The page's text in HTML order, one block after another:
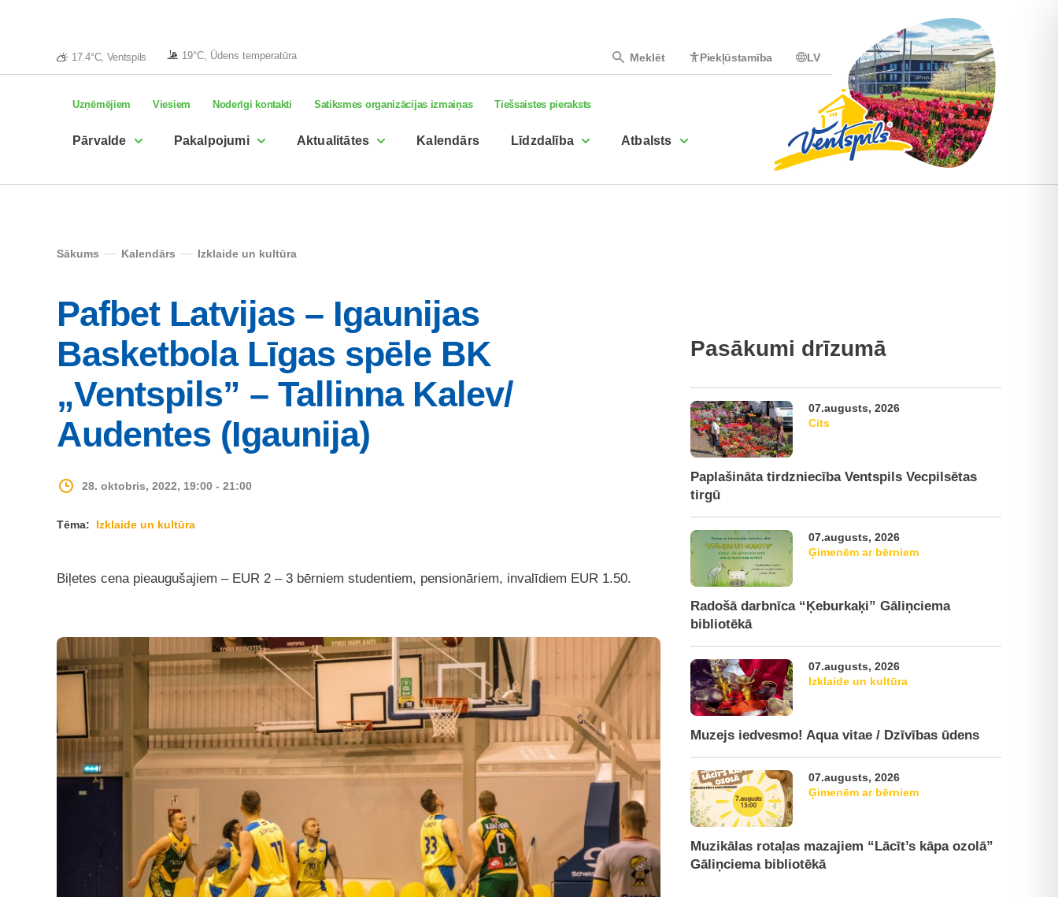
17.4°C, Ventspils 19°C, Ūdens temperatūra Meklēt Piekļūstamība LV
Uzņēmējiem Viesiem Noderīgi kontakti Satiksmes organizācijas izmaiņas Tiešsaistes pieraksts
Pārvalde Pakalpojumi Aktualitātes Kalendārs Līdzdalība Atbalsts
Sākums Kalendārs Izklaide un kultūra
Pafbet Latvijas – Igaunijas
Basketbola Līgas spēle BK
„Ventspils” – Tallinna Kalev/
Audentes (Igaunija)
28. oktobris, 2022, 19:00 - 21:00
Tēma: Izklaide un kultūra
Biļetes cena pieaugušajiem – EUR 2 – 3 bērniem studentiem, pensionāriem, invalīdiem EUR 1.50.
Pasākumi drīzumā
07.augusts, 2026
Cits
Paplašināta tirdzniecība Ventspils Vecpilsētas
tirgū
07.augusts, 2026
Ģimenēm ar bērniem
Radošā darbnīca “Ķeburkaķi” Gāliņciema
bibliotēkā
07.augusts, 2026
Izklaide un kultūra
Muzejs iedvesmo! Aqua vitae / Dzīvības ūdens
07.augusts, 2026
Ģimenēm ar bērniem
Muzikālas rotaļas mazajiem “Lācīt’s kāpa ozolā”
Gāliņciema bibliotēkā